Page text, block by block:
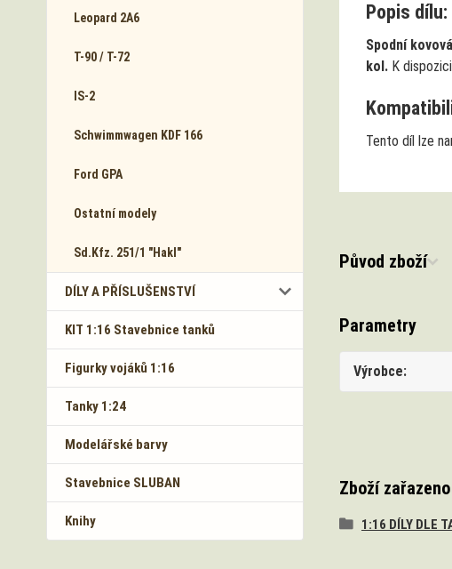
Leopard 2A6
T-90 / T-72
IS-2
Schwimmwagen KDF 166
Ford GPA
Ostatní modely
Sd.Kfz. 251/1 "Hakl"
DÍLY A PŘÍSLUŠENSTVÍ
KIT 1:16 Stavebnice tanků
Figurky vojáků 1:16
Tanky 1:24
Modelářské barvy
Stavebnice SLUBAN
Knihy
Popis dílu:
Spodní
kol. K
Tento díl lze
Původ zboží
Parametry
Výrobce
Zboží
1:16 DÍLY DLE